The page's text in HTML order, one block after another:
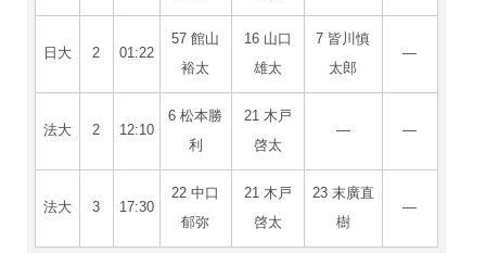
日大 2 01:22
57 館山
裕太
16 山口
雄太
7 皆川慎
太郎
―
法大 2 12:10
6 松本勝
利
21 木戸
啓太
― ―
法大 3 17:30
22 中口
郁弥
21 木戸
啓太
23 末廣直
樹
―